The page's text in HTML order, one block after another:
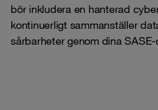
bör inkludera en hanterad
kontinuerligt sammanställer
sårbarheter genom dina